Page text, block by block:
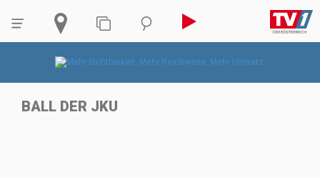
BALL DER JKU